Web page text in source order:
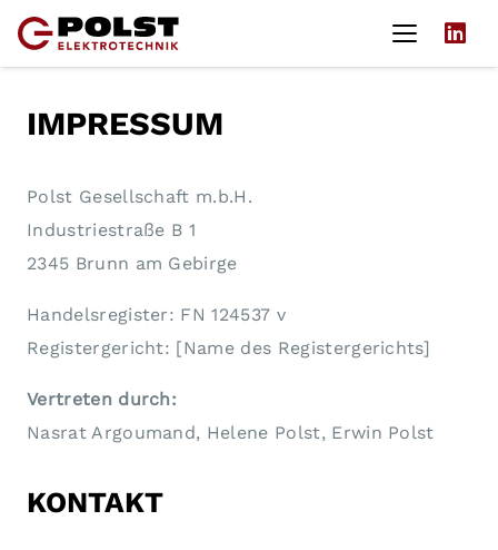
IMPRESSUM
Polst Gesellschaft m.b.H.
‍Industriestraße B 1
2345 Brunn am Gebirge
Handelsregister: FN 124537 v
Registergericht: [Name des Registergerichts]
Vertreten durch:
Nasrat Argoumand, Helene Polst, Erwin Polst
KONTAKT